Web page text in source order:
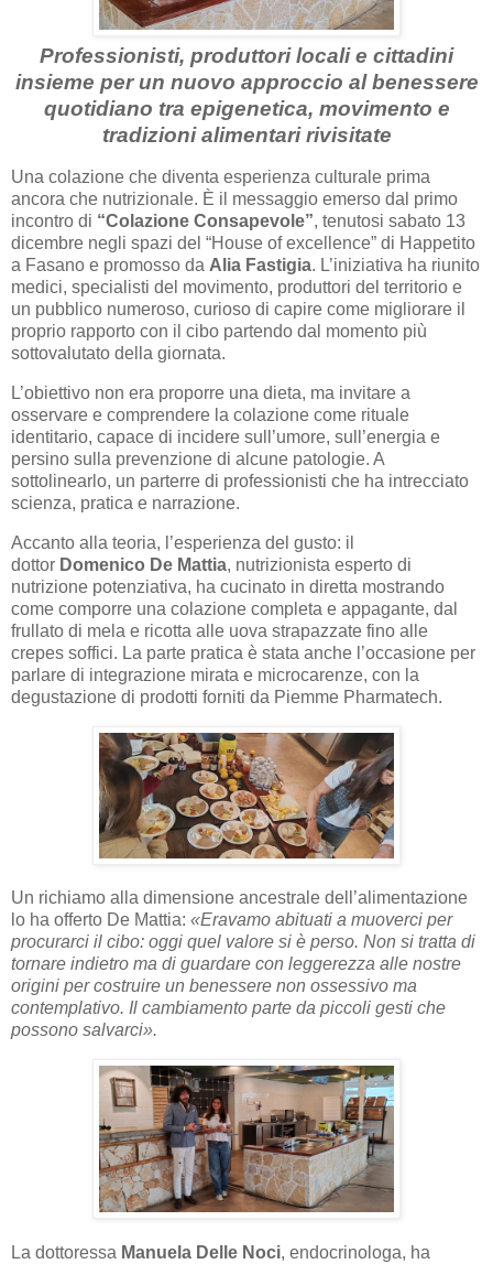
Professionisti, produttori locali e cittadini
insieme per un nuovo approccio al benessere
quotidiano tra epigenetica, movimento e
tradizioni alimentari rivisitate
Una colazione che diventa esperienza culturale prima
ancora che nutrizionale. È il messaggio emerso dal primo
incontro di “Colazione Consapevole”, tenutosi sabato 13
dicembre negli spazi del “House of excellence” di Happetito
a Fasano e promosso da Alia Fastigia. L’iniziativa ha riunito
medici, specialisti del movimento, produttori del territorio e
un pubblico numeroso, curioso di capire come migliorare il
proprio rapporto con il cibo partendo dal momento più
sottovalutato della giornata.
L’obiettivo non era proporre una dieta, ma invitare a
osservare e comprendere la colazione come rituale
identitario, capace di incidere sull’umore, sull’energia e
persino sulla prevenzione di alcune patologie. A
sottolinearlo, un parterre di professionisti che ha intrecciato
scienza, pratica e narrazione.
Accanto alla teoria, l’esperienza del gusto: il
dottor Domenico De Mattia, nutrizionista esperto di
nutrizione potenziativa, ha cucinato in diretta mostrando
come comporre una colazione completa e appagante, dal
frullato di mela e ricotta alle uova strapazzate fino alle
crepes soffici. La parte pratica è stata anche l’occasione per
parlare di integrazione mirata e microcarenze, con la
degustazione di prodotti forniti da Piemme Pharmatech.
Un richiamo alla dimensione ancestrale dell’alimentazione
lo ha offerto De Mattia: «Eravamo abituati a muoverci per
procurarci il cibo: oggi quel valore si è perso. Non si tratta di
tornare indietro ma di guardare con leggerezza alle nostre
origini per costruire un benessere non ossessivo ma
contemplativo. Il cambiamento parte da piccoli gesti che
possono salvarci».
La dottoressa Manuela Delle Noci, endocrinologa, ha